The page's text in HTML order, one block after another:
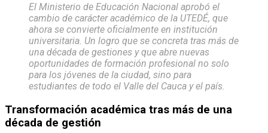
El Ministerio de Educación Nacional aprobó el
cambio de carácter académico de la UTEDÉ, que
ahora se convierte oficialmente en institución
universitaria. Un logro que se concreta tras más de
una década de gestiones y que abre nuevas
oportunidades de formación profesional no solo
para los jóvenes de la ciudad, sino para
estudiantes de todo el Valle del Cauca y el país.
Transformación académica tras más de una
década de gestión